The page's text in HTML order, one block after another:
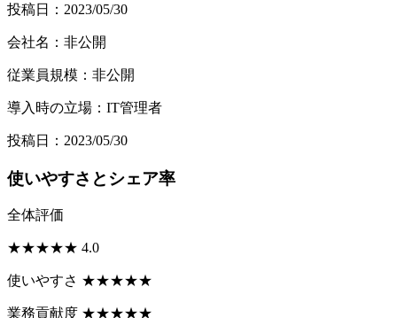
投稿日：2023/05/30
会社名：非公開
従業員規模：非公開
導入時の立場：IT管理者
投稿日：2023/05/30
使いやすさとシェア率
全体評価
★★★★★ 4.0
使いやすさ ★★★★★
業務貢献度 ★★★★★